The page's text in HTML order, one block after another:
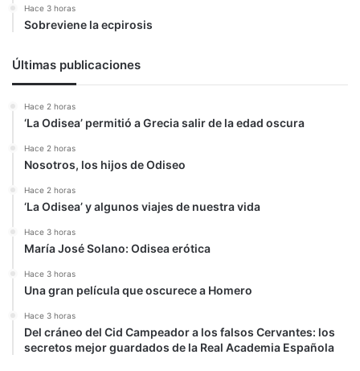
Hace 3 horas
Sobreviene la ecpirosis
Últimas publicaciones
Hace 2 horas
‘La Odisea’ permitió a Grecia salir de la edad oscura
Hace 2 horas
Nosotros, los hijos de Odiseo
Hace 2 horas
‘La Odisea’ y algunos viajes de nuestra vida
Hace 3 horas
María José Solano: Odisea erótica
Hace 3 horas
Una gran película que oscurece a Homero
Hace 3 horas
Del cráneo del Cid Campeador a los falsos Cervantes: los
secretos mejor guardados de la Real Academia Española